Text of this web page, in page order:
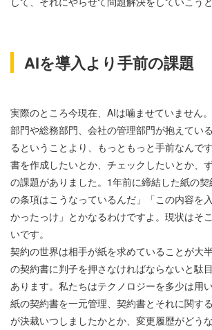
AIを導入より手前の課題
実際のところ今現在、AIは噛ませていません
部門や総務部門、会社の管理部門が抱えてい
るということより、もっともっと手前なんで
書を作成したいとか、チェックしたいとか、
の課題がありました。1年前に締結した紙の契
の条項はこうなっているんだ」「この内容を
かったっけ」とかなるわけですよ。現状はそ
いです。
契約の世界は相手が紙を求めていることが大
の契約書に判子を押さなければならないと駄
あります。私たちはテクノロジーを多少は用
紙の契約書を一元管理、契約書とそれに関す
が決裁いつしましたかとか、変更履歴がどう